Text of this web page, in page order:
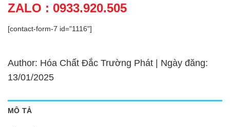
ZALO : 0933.920.505
[contact-form-7 id="1116"]
Author: Hóa Chất Đắc Trường Phát | Ngày đăng:
13/01/2025
MÔ TẢ